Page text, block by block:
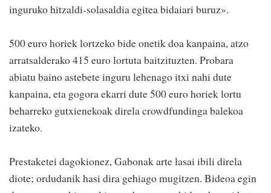
inguruko hitzaldi-solasaldia egitea bidaiari buruz».
500 euro horiek lortzeko bide onetik doa kanpaina, atzo
arratsalderako 415 euro lortuta baitzituzten. Probara
abiatu baino astebete inguru lehenago itxi nahi dute
kanpaina, eta gogora ekarri dute 500 euro horiek lortu
beharreko gutxienekoak direla crowdfundinga balekoa
izateko.
Prestaketei dagokionez, Gabonak arte lasai ibili direla
diote; ordudanik hasi dira gehiago mugitzen. Bideoa egin